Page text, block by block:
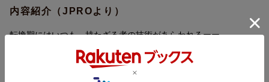
内容紹介（JPROより）
転換期にはいつも、持たざる者の技術があらわれるーー
雑誌、マンガ、広告、テレビなど1970年代前後の複製文化を読み
機知と抵抗の技術として今に甦らせる。